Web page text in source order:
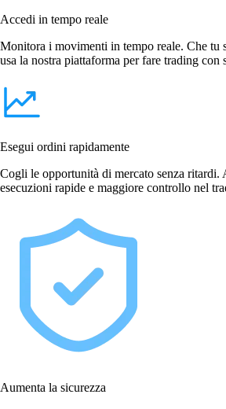
Accedi in tempo reale
Monitora i movimenti in tempo reale. Che tu
usa la nostra piattaforma per fare trading con
Esegui ordini rapidamente
Cogli le opportunità di mercato senza ritardi.
esecuzioni rapide e maggiore controllo nel
Aumenta la sicurezza